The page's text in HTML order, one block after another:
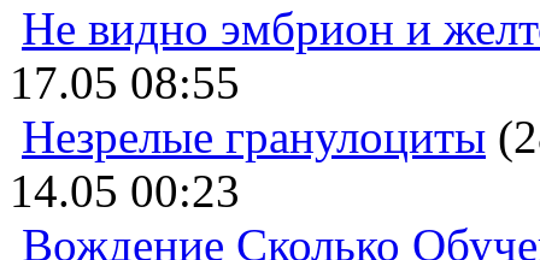
Не видно эмбрион и
17.05 08:55
Незрелые гранулоциты
14.05 00:23
Вождение Сколько